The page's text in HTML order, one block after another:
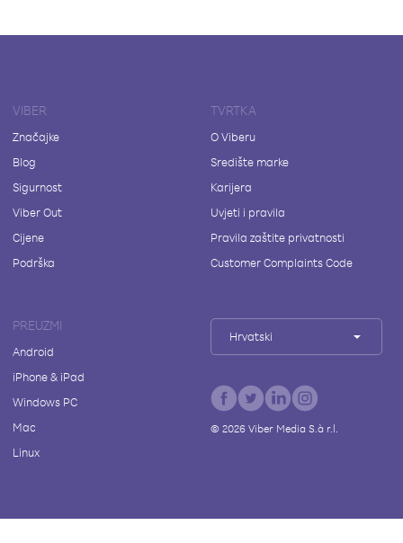
VIBER
Značajke
Blog
Sigurnost
Viber Out
Cijene
Podrška
TVRTKA
O Viberu
Središte marke
Karijera
Uvjeti i pravila
Pravila zaštite privatnosti
Customer Complaints Code
PREUZMI
Android
iPhone & iPad
Windows PC
Mac
Linux
Hrvatski
© 2026Viber Media S.à r.l.